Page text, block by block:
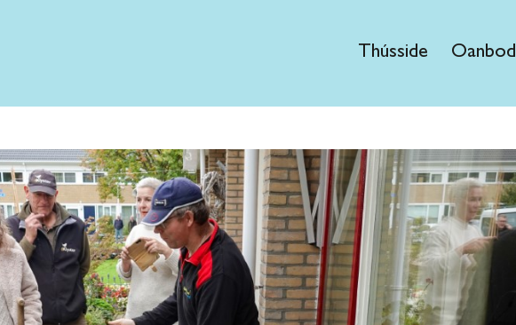
Thússide Oanbod